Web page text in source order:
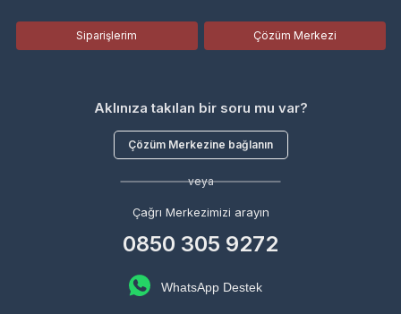
Siparişlerim Çözüm Merkezi
Aklınıza takılan bir soru mu var?
Çözüm Merkezine bağlanın
veya
Çağrı Merkezimizi arayın
0850 305 9272
WhatsApp Destek